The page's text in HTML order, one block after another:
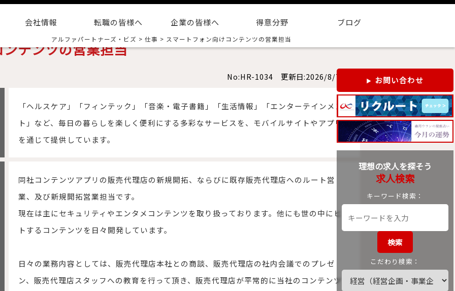
会社情報 転職の皆様へ 企業の皆様へ 得意分野 ブログ
アルファパートナーズ・ビズ > 仕事 > スマートフォン向けコンテンツの営業担当
テンツの営業担当
No:HR-1034 更新日:2026/8/7
「ヘルスケア」「フィンテック」「音楽・電子書籍」「生活情報」「エンターテインメン
ト」など、毎日の暮らしを楽しく便利にする多彩なサービスを、モバイルサイトやアプリ
を通じて提供しています。
同社コンテンツアプリの販売代理店の新規開拓、ならびに既存販売代理店へのルート営
業、及び新規開拓営業担当です。
現在は主にセキュリティやエンタメコンテンツを取り扱っております。他にも世の中にヒッ
トするコンテンツを日々開発しています。
日々の業務内容としては、販売代理店本社との商談、販売代理店の社内会議でのプレゼ
ン、販売代理店スタッフへの教育を行って頂き、販売代理店が平常的に当社のコンテンツア
お問い合わせ
理想の求人を探そう
求人検索
キーワード検索：
検索
こだわり検索：